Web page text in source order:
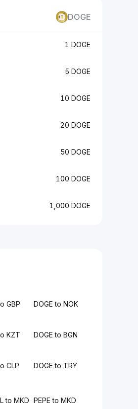
DOGE
1 DOGE
5 DOGE
10 DOGE
20 DOGE
50 DOGE
100 DOGE
1,000 DOGE
GBP DOGE to NOK
KZT DOGE to BGN
CLP DOGE to TRY
to MKD PEPE to MKD